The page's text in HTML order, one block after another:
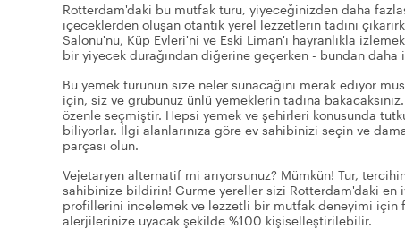
Rotterdam'daki bu mutfak turu, yiyeceğinizden daha
içeceklerden oluşan otantik yerel lezzetlerin tadını
Salonu'nu, Küp Evleri'ni ve Eski Liman'ı hayranlıkla
bir yiyecek durağından diğerine geçerken - bundan daha
Bu yemek turunun size neler sunacağını merak ediyor
için, siz ve grubunuz ünlü yemeklerin tadına
özenle seçmiştir. Hepsi yemek ve şehirleri konusunda
biliyorlar. İlgi alanlarınıza göre ev sahibinizi seçin ve
parçası olun.
Vejetaryen alternatif mi arıyorsunuz? Mümkün! Tur,
sahibinize bildirin! Gurme yereller sizi Rotterdam'daki en
profillerini incelemek ve lezzetli bir mutfak deneyimi için
alerjilerinize uyacak şekilde %100 kişiselleştirilebilir.